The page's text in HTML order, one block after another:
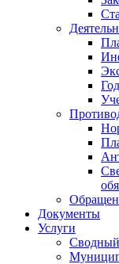
Документы
Услуги
Сводный